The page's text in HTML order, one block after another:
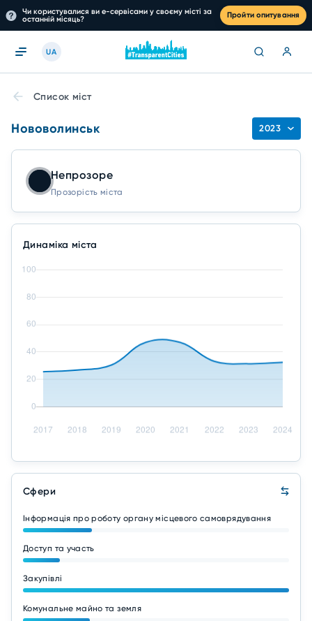
Чи користувалися ви е-сервісами у своєму місті за
останній місяць?
Пройти опитування
UA
Список міст
Нововолинськ 2023
Непрозоре
Прозорість міста
Динаміка міста
Сфери
Інформація про роботу органу місцевого самоврядування
Доступ та участь
Закупівлі
Комунальне майно та земля